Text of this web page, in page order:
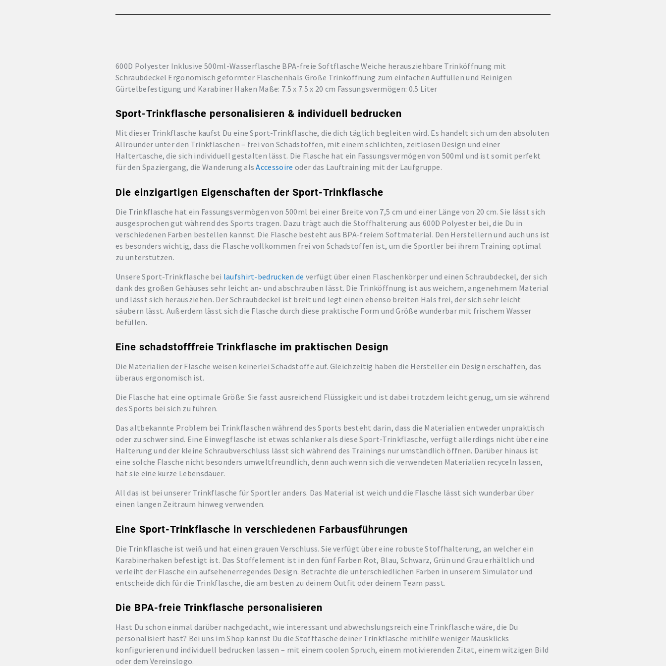
600D Polyester Inklusive 500ml-Wasserflasche BPA-freie Softflasche Weiche herausziehbare Trinköffnung mit
Schraubdeckel Ergonomisch geformter Flaschenhals Große Trinköffnung zum einfachen Auffüllen und Reinigen
Gürtelbefestigung und Karabiner Haken Maße: 7.5 x 7.5 x 20 cm Fassungsvermögen: 0.5 Liter
Sport-Trinkflasche personalisieren & individuell bedrucken
Mit dieser Trinkflasche kaufst Du eine Sport-Trinkflasche, die dich täglich begleiten wird. Es handelt sich um den absoluten
Allrounder unter den Trinkflaschen – frei von Schadstoffen, mit einem schlichten, zeitlosen Design und einer
Haltertasche, die sich individuell gestalten lässt. Die Flasche hat ein Fassungsvermögen von 500ml und ist somit perfekt
für den Spaziergang, die Wanderung alsAccessoire oder das Lauftraining mit der Laufgruppe.
Die einzigartigen Eigenschaften der Sport-Trinkflasche
Die Trinkflasche hat ein Fassungsvermögen von 500ml bei einer Breite von 7,5 cm und einer Länge von 20 cm. Sie lässt sich
ausgesprochen gut während des Sports tragen. Dazu trägt auch die Stoffhalterung aus 600D Polyester bei, die Du in
verschiedenen Farben bestellen kannst. Die Flasche besteht aus BPA-freiem Softmaterial. Den Herstellern und auch uns ist
es besonders wichtig, dass die Flasche vollkommen frei von Schadstoffen ist, um die Sportler bei ihrem Training optimal
zu unterstützen.
Unsere Sport-Trinkflasche bei laufshirt-bedrucken.de verfügt über einen Flaschenkörper und einen Schraubdeckel, der sich
dank des großen Gehäuses sehr leicht an- und abschrauben lässt. Die Trinköffnung ist aus weichem, angenehmem Material
und lässt sich herausziehen. Der Schraubdeckel ist breit und legt einen ebenso breiten Hals frei, der sich sehr leicht
säubern lässt. Außerdem lässt sich die Flasche durch diese praktische Form und Größe wunderbar mit frischem Wasser
befüllen.
Eine schadstofffreie Trinkflasche im praktischen Design
Die Materialien der Flasche weisen keinerlei Schadstoffe auf. Gleichzeitig haben die Hersteller ein Design erschaffen, das
überaus ergonomisch ist.
Die Flasche hat eine optimale Größe: Sie fasst ausreichend Flüssigkeit und ist dabei trotzdem leicht genug, um sie während
des Sports bei sich zu führen.
Das altbekannte Problem bei Trinkflaschen während des Sports besteht darin, dass die Materialien entweder unpraktisch
oder zu schwer sind. Eine Einwegflasche ist etwas schlanker als diese Sport-Trinkflasche, verfügt allerdings nicht über eine
Halterung und der kleine Schraubverschluss lässt sich während des Trainings nur umständlich öffnen. Darüber hinaus ist
eine solche Flasche nicht besonders umweltfreundlich, denn auch wenn sich die verwendeten Materialien recyceln lassen,
hat sie eine kurze Lebensdauer.
All das ist bei unserer Trinkflasche für Sportler anders. Das Material ist weich und die Flasche lässt sich wunderbar über
einen langen Zeitraum hinweg verwenden.
Eine Sport-Trinkflasche in verschiedenen Farbausführungen
Die Trinkflasche ist weiß und hat einen grauen Verschluss. Sie verfügt über eine robuste Stoffhalterung, an welcher ein
Karabinerhaken befestigt ist. Das Stoffelement ist in den fünf Farben Rot, Blau, Schwarz, Grün und Grau erhältlich und
verleiht der Flasche ein aufsehenerregendes Design. Betrachte die unterschiedlichen Farben in unserem Simulator und
entscheide dich für die Trinkflasche, die am besten zu deinem Outfit oder deinem Team passt.
Die BPA-freie Trinkflasche personalisieren
Hast Du schon einmal darüber nachgedacht, wie interessant und abwechslungsreich eine Trinkflasche wäre, die Du
personalisiert hast? Bei uns im Shop kannst Du die Stofftasche deiner Trinkflasche mithilfe weniger Mausklicks
konfigurieren und individuell bedrucken lassen – mit einem coolen Spruch, einem motivierenden Zitat, einem witzigen Bild
oder dem Vereinslogo.